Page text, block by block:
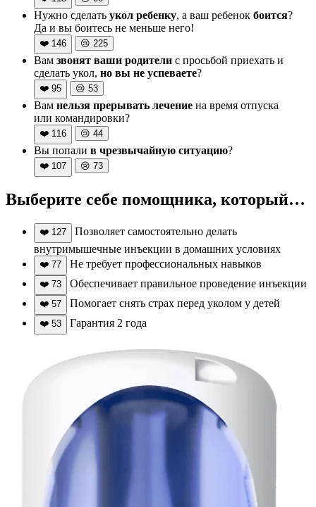
Нужно сделать укол ребенку, а ваш ребенок боится?
Да и вы боитесь не меньше него!
❤️ 146 😢 225
Вам звонят ваши родители с просьбой приехать и
сделать укол, но вы не успеваете?
❤️ 95 😢 53
Вам нельзя прерывать лечение на время отпуска
или командировки?
❤️ 116 😢 44
Вы попали в чрезвычайную ситуацию?
❤️ 107 😢 73
Выберите себе помощника, который…
❤️ 127
Позволяет самостоятельно делать
внутримышечные инъекции в домашних условиях
❤️ 77 Не требует профессиональных навыков
❤️ 73 Обеспечивает правильное проведение инъекции
❤️ 57 Помогает снять страх перед уколом у детей
❤️ 53 Гарантия 2 года